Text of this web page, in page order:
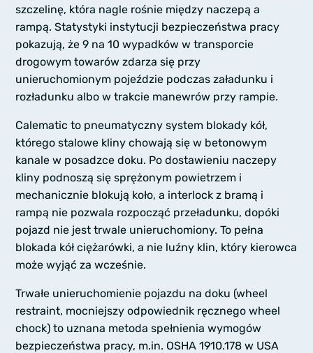
szczelinę, która nagle rośnie między naczepą a
rampą. Statystyki instytucji bezpieczeństwa pracy
pokazują, że 9 na 10 wypadków w transporcie
drogowym towarów zdarza się przy
unieruchomionym pojeździe podczas załadunku i
rozładunku albo w trakcie manewrów przy rampie.
Calematic to pneumatyczny system blokady kół,
którego stalowe kliny chowają się w betonowym
kanale w posadzce doku. Po dostawieniu naczepy
kliny podnoszą się sprężonym powietrzem i
mechanicznie blokują koło, a interlock z bramą i
rampą nie pozwala rozpocząć przeładunku, dopóki
pojazd nie jest trwale unieruchomiony. To pełna
blokada kół ciężarówki, a nie luźny klin, który kierowca
może wyjąć za wcześnie.
Trwałe unieruchomienie pojazdu na doku (wheel
restraint, mocniejszy odpowiednik ręcznego wheel
chock) to uznana metoda spełnienia wymogów
bezpieczeństwa pracy, m.in. OSHA 1910.178 w USA